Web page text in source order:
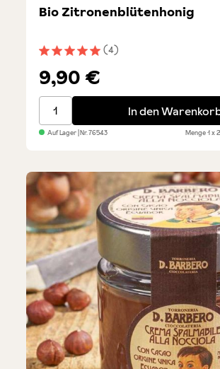
Durchschnittliche Bewertung von
(4)
Bio Zitronenblütenhonig
9,90 €
Bio Zitronenblütenhonig
In den
Auf Lager| Nr.76543 Menge1 x